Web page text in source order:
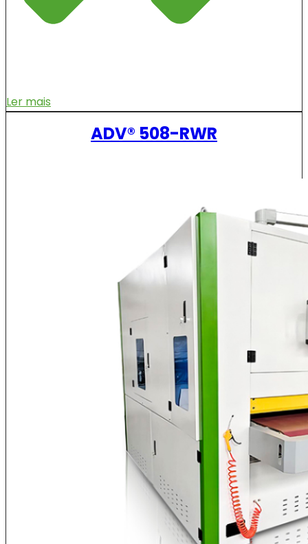
Ler mais
ADV® 508-RWR